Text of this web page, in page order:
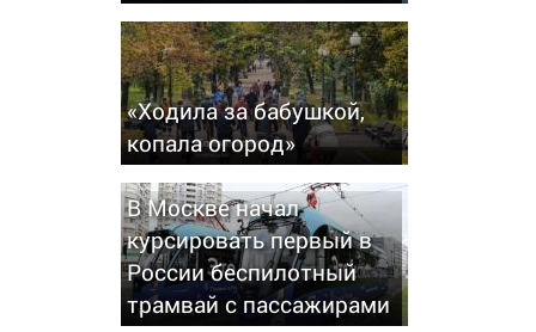
«Ходила за бабушкой,
копала огород»
В Москве начал
курсировать первый в
России беспилотный
трамвай с пассажирами